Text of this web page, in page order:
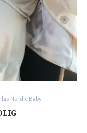
Nordic Baby